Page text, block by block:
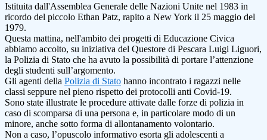
Istituita dall'Assemblea Generale delle Nazioni Unite nel 1983 in
ricordo del piccolo Ethan Patz, rapito a New York il 25 maggio del
1979.
Questa mattina, nell'ambito dei progetti di Educazione Civica
abbiamo accolto, su iniziativa del Questore di Pescara Luigi Liguori,
la Polizia di Stato che ha avuto la possibilità di portare l’attenzione
degli studenti sull’argomento.
Gli agenti della Polizia di Stato hanno incontrato i ragazzi nelle
classi seppure nel pieno rispetto dei protocolli anti Covid-19.
Sono state illustrate le procedure attivate dalle forze di polizia in
caso di scomparsa di una persona e, in particolare modo di un
minore, anche sotto forma di allontanamento volontario.
Non a caso, l’opuscolo informativo esorta gli adolescenti a